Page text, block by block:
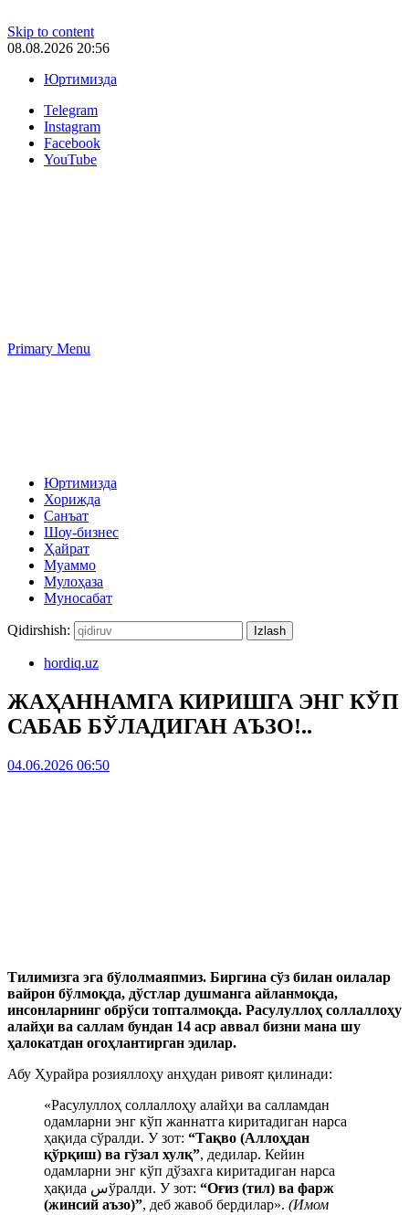
Skip to content
08.08.2026 20:56
Юртимизда
Telegram
Instagram
Facebook
YouTube
Primary Menu
Юртимизда
Хорижда
Санъат
Шоу-бизнес
Ҳайрат
Муаммо
Мулоҳаза
Муносабат
Qidirshish:
hordiq.uz
ЖАҲАННАМГА КИРИШГА ЭНГ КЎП
САБАБ БЎЛАДИГАН АЪЗО!..
04.06.2026 06:50
Тилимизга эга бўлолмаяпмиз. Биргина сўз билан оилалар
вайрон бўлмоқда, дўстлар душманга айланмоқда,
инсонларнинг обрўси топталмоқда. Расулуллоҳ соллаллоҳу
алайҳи ва саллам бундан 14 аср аввал бизни мана шу
ҳалокатдан огоҳлантирган эдилар.
Абу Ҳурайра розияллоҳу анҳудан ривоят қилинади:
«Расулуллоҳ соллаллоҳу алайҳи ва салламдан
одамларни энг кўп жаннатга киритадиган нарса
ҳақида сўралди. У зот: “Тақво (Аллоҳдан
қўрқиш) ва гўзал хулқ”, дедилар. Кейин
одамларни энг кўп дўзахга киритадиган нарса
ҳақида سўралди. У зот: “Оғиз (тил) ва фарж
(жинсий аъзо)”, деб жавоб бердилар». (Имом